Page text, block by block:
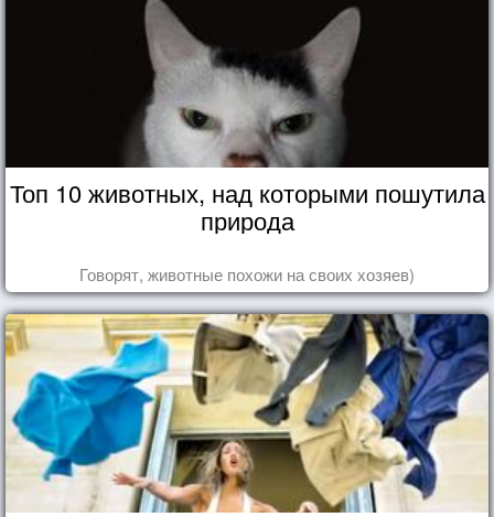
Топ 10 животных, над которыми пошутила
природа
Говорят, животные похожи на своих хозяев)